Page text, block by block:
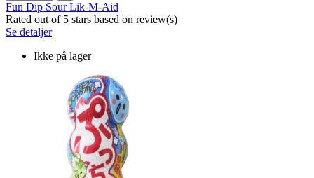
Fun Dip Sour Lik-M-Aid
Rated out of 5 stars based on review(s)
Se detaljer
Ikke på lager